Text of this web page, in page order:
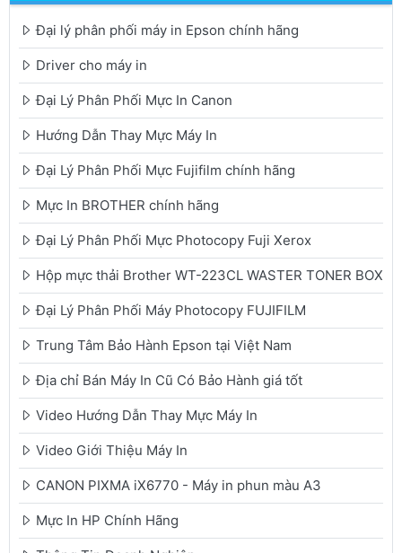
Đại lý phân phối máy in Epson chính hãng
Driver cho máy in
Đại Lý Phân Phối Mực In Canon
Hướng Dẫn Thay Mực Máy In
Đại Lý Phân Phối Mực Fujifilm chính hãng
Mực In BROTHER chính hãng
Đại Lý Phân Phối Mực Photocopy Fuji Xerox
Hộp mực thải Brother WT-223CL WASTER TONER BOX
Đại Lý Phân Phối Máy Photocopy FUJIFILM
Trung Tâm Bảo Hành Epson tại Việt Nam
Địa chỉ Bán Máy In Cũ Có Bảo Hành giá tốt
Video Hướng Dẫn Thay Mực Máy In
Video Giới Thiệu Máy In
CANON PIXMA iX6770 - Máy in phun màu A3
Mực In HP Chính Hãng